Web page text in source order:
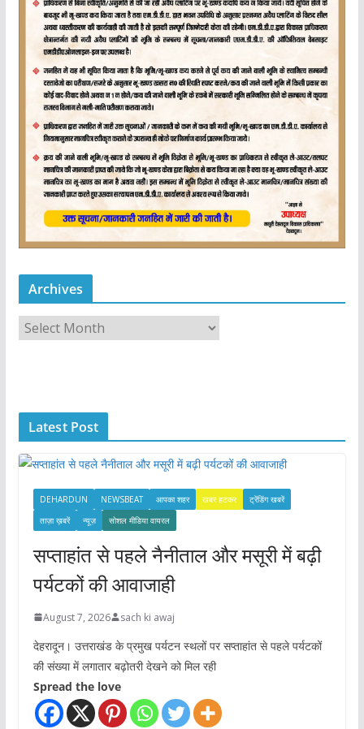
Archives
r
e
s
Latest Post
DEHARDUN NEWSBEAT आपका शहर खबर हटकर
ट्रेंडिंग खबरें
ताज़ा ख़बरें
न्यूज़ सोशल मीडिया वायरल
सप्ताहांत से पहले नैनीताल और मसूरी में बढ़ी
पर्यटकों की आवाजाही
August 7, 2026 sach ki awaj
देहरादून। उत्तराखंड के प्रमुख पर्यटन स्थलों पर सप्ताहांत से पहले पर्यटकों
की संख्या में लगातार बढ़ोतरी देखने को मिल रही
Spread the love